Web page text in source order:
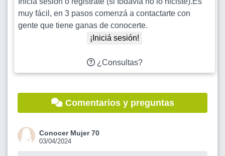
muy fácil, en 3 pasos comenzá a contactarte con
gente que tiene ganas de conocerte.
¡Iniciá sesión!
¿Consultas?
Comentarios y preguntas
Conocer Mujer 70
03/04/2024